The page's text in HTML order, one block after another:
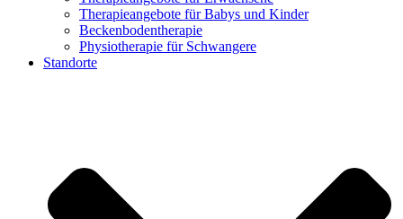
Therapieangebote für Babys und Kinder
Beckenbodentherapie
Physiotherapie für Schwangere
Standorte